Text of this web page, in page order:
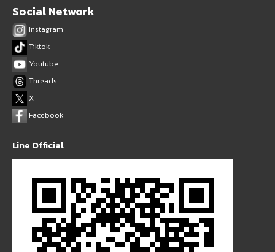
Social Network
Instagram
Tiktok
Youtube
Threads
X
Facebook
Line Official